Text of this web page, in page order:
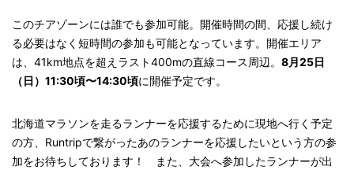
このチアゾーンには誰でも参加可能。開催時間の間、応援し続け
る必要はなく短時間の参加も可能となっています。開催エリア
は、41km地点を超えラスト400mの直線コース周辺。 8月25日
（日）11:30頃〜14:30頃に開催予定です。
北海道マラソンを走るランナーを応援するために現地へ行く予定
の方、Runtripで繋がったあのランナーを応援したいという方の参
加をお待ちしております！ また、大会へ参加したランナーが出